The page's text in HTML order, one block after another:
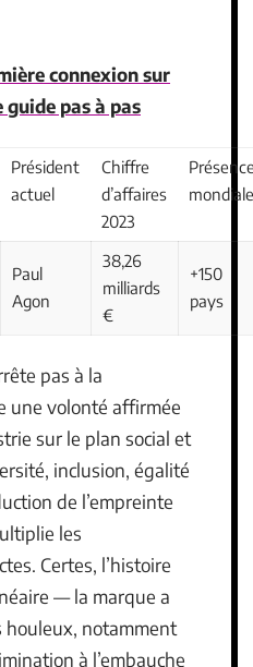
connexion sur
pas à pas
Président
actuel
Chiffre
d’affaires
2023
mondiale
Paul
Agon
38,26
milliards
€
+150
pays
pas à la
une volonté affirmée
sur le plan social et
inclusion, égalité
de l’empreinte
les
Certes, l’histoire
— la marque a
houleux, notamment
à l’embauche